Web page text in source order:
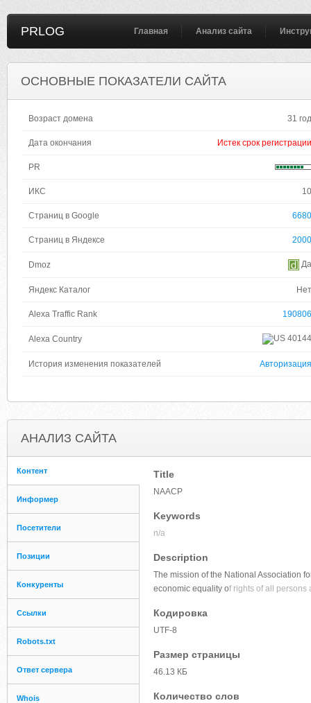
PRLOG Главная Анализ сайта
ОСНОВНЫЕ ПОКАЗАТЕЛИ САЙТА
Возраст домена 31 год
Дата окончания Истек срок регистрации
PR
ИКС 10
Страниц в Google 6680
Страниц в Яндексе 2000
Dmoz Да
Яндекс Каталог Нет
Alexa Traffic Rank 190806
Alexa Country 40144
История изменения показателей Авторизация
АНАЛИЗ САЙТА
Контент
Информер
Посетители
Позиции
Конкуренты
Ссылки
Robots.txt
Ответ сервера
Whois
Title
NAACP
Keywords
n/a
Description
The mission of the National Association
economic equality of rights of all persons
Кодировка
UTF-8
Размер страницы
46.13 КБ
Количество слов